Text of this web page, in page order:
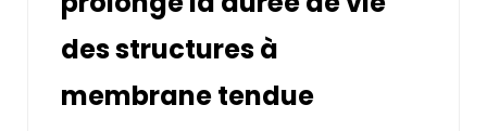
des structures à
membrane tendue